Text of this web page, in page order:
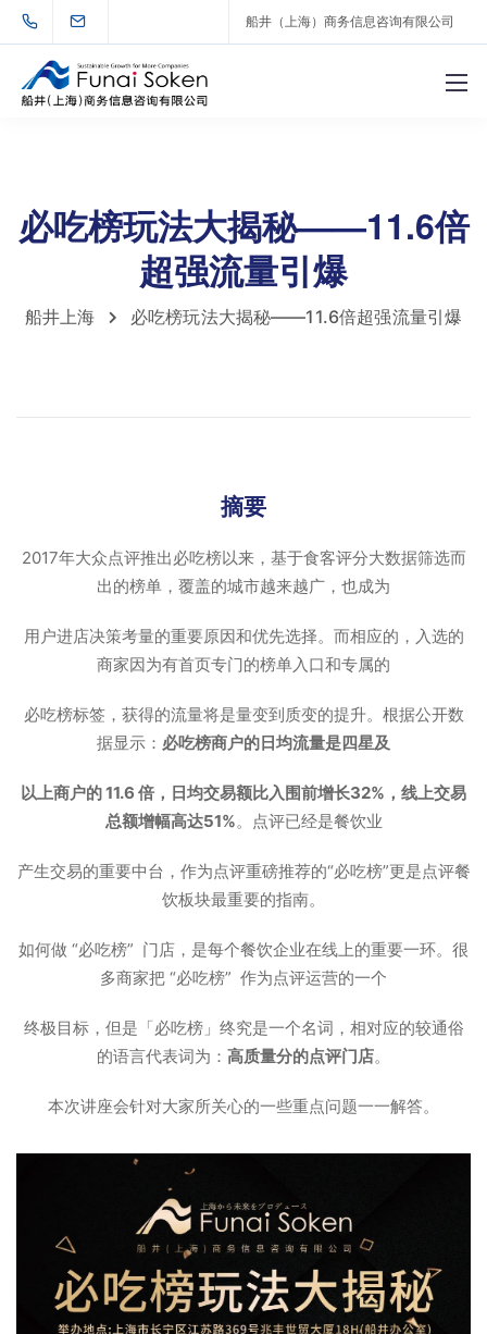
船井（上海）商务信息咨询有限公司
必吃榜玩法大揭秘——11.6倍
超强流量引爆
船井上海 必吃榜玩法大揭秘——11.6倍超强流量引爆
摘要
2017年大众点评推出必吃榜以来，基于食客评分大数据筛选而
出的榜单，覆盖的城市越来越广，也成为
用户进店决策考量的重要原因和优先选择。而相应的，入选的
商家因为有首页专门的榜单入口和专属的
必吃榜标签，获得的流量将是量变到质变的提升。根据公开数
据显示： 必吃榜商户的日均流量是四星及
以上商户的 11.6 倍，日均交易额比入围前增长32%，线上交易
总额增幅高达51%。点评已经是餐饮业
产生交易的重要中台，作为点评重磅推荐的“必吃榜”更是点评餐
饮板块最重要的指南。
如何做 “必吃榜” 门店，是每个餐饮企业在线上的重要一环。很
多商家把 “必吃榜” 作为点评运营的一个
终极目标，但是「必吃榜」终究是一个名词，相对应的较通俗
的语言代表词为： 高质量分的点评门店。
本次讲座会针对大家所关心的一些重点问题一一解答。